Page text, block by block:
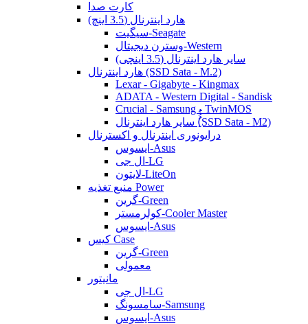
کارت صدا
هارد اینترنال (3.5 اینچ)
سیگیت-Seagate
وسترن دیجیتال-Western
سایر هارد اینترنال (3.5 اینچی)
هارد اینترنال (SSD Sata - M.2)
Lexar - Gigabyte - Kingmax
ADATA - Western Digital - Sandisk
Crucial - Samsung - TwinMOS
سایر هارد اینترنال (ُُُِSSD Sata - M2)
درایونوری اینترنال و اکسترنال
ایسوس-Asus
ال جی-LG
لایتون-LiteOn
منبع تغذیه Power
گرین-Green
کولرمستر-Cooler Master
ایسوس-Asus
کیس Case
گرین-Green
معمولی
مانیتور
ال جی-LG
سامسونگ-Samsung
ایسوس-Asus